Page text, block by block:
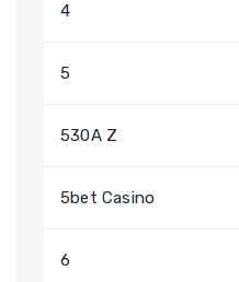
4
5
530A Z
5bet Casino
6